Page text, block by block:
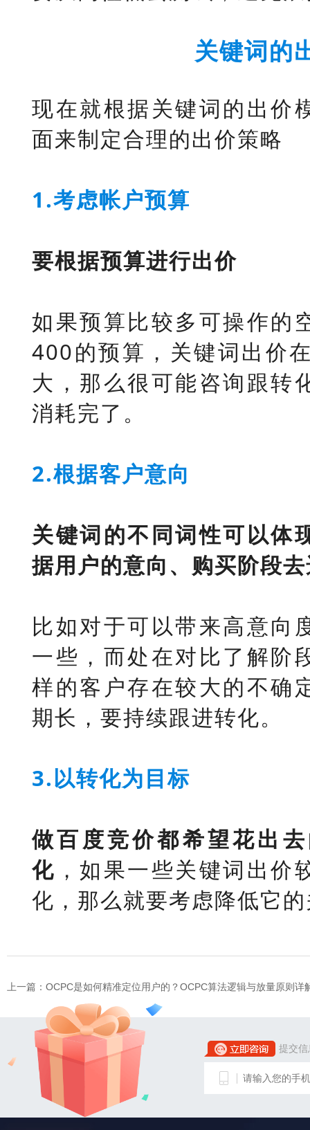
关键词的
现在就根据关键词的出价
面来制定合理的出价策略
1.考虑帐户预算
要根据预算进行出价
如果预算比较多可操作的
400的预算，关键词出价
大，那么很可能咨询跟转
消耗完了。
2.根据客户意向
关键词的不同词性可以体
据用户的意向、购买阶段
比如对于可以带来高意向
一些，而处在对比了解阶
样的客户存在较大的不确
期长，要持续跟进转化。
3.以转化为目标
做百度竞价都希望花出
化 ，如果一些关键词出
化，那么就要考虑降低它
上一篇： OCPC是如何精准定位用户的？OCPC算法逻辑与放量原则详
提交